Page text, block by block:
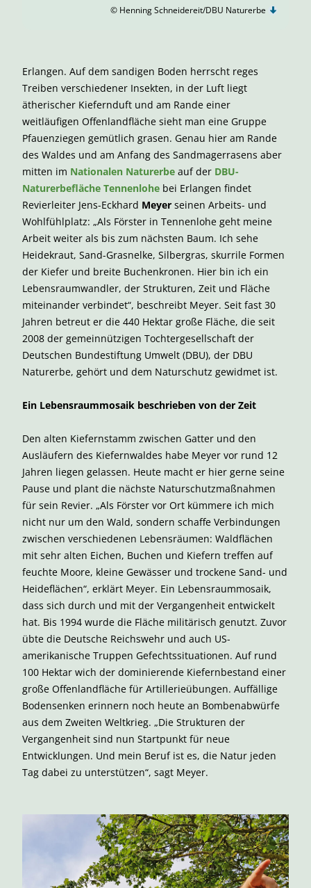
© Henning Schneidereit/DBU Naturerbe
Erlangen. Auf dem sandigen Boden herrscht reges
Treiben verschiedener Insekten, in der Luft liegt
ätherischer Kiefernduft und am Rande einer
weitläufigen Offenlandfläche sieht man eine Gruppe
Pfauenziegen gemütlich grasen. Genau hier am Rande
des Waldes und am Anfang des Sandmagerrasens aber
mitten im Nationalen Naturerbe auf der DBU-
Naturerbefläche Tennenlohe bei Erlangen findet
Revierleiter Jens-Eckhard Meyer seinen Arbeits- und
Wohlfühlplatz: „Als Förster in Tennenlohe geht meine
Arbeit weiter als bis zum nächsten Baum. Ich sehe
Heidekraut, Sand-Grasnelke, Silbergras, skurrile Formen
der Kiefer und breite Buchenkronen. Hier bin ich ein
Lebensraumwandler, der Strukturen, Zeit und Fläche
miteinander verbindet“, beschreibt Meyer. Seit fast 30
Jahren betreut er die 440 Hektar große Fläche, die seit
2008 der gemeinnützigen Tochtergesellschaft der
Deutschen Bundestiftung Umwelt (DBU), der DBU
Naturerbe, gehört und dem Naturschutz gewidmet ist.
Ein Lebensraummosaik beschrieben von der Zeit
Den alten Kiefernstamm zwischen Gatter und den
Ausläufern des Kiefernwaldes habe Meyer vor rund 12
Jahren liegen gelassen. Heute macht er hier gerne seine
Pause und plant die nächste Naturschutzmaßnahmen
für sein Revier. „Als Förster vor Ort kümmere ich mich
nicht nur um den Wald, sondern schaffe Verbindungen
zwischen verschiedenen Lebensräumen: Waldflächen
mit sehr alten Eichen, Buchen und Kiefern treffen auf
feuchte Moore, kleine Gewässer und trockene Sand- und
Heideflächen“, erklärt Meyer. Ein Lebensraummosaik,
dass sich durch und mit der Vergangenheit entwickelt
hat. Bis 1994 wurde die Fläche militärisch genutzt. Zuvor
übte die Deutsche Reichswehr und auch US-
amerikanische Truppen Gefechtssituationen. Auf rund
100 Hektar wich der dominierende Kiefernbestand einer
große Offenlandfläche für Artillerieübungen. Auffällige
Bodensenken erinnern noch heute an Bombenabwürfe
aus dem Zweiten Weltkrieg. „Die Strukturen der
Vergangenheit sind nun Startpunkt für neue
Entwicklungen. Und mein Beruf ist es, die Natur jeden
Tag dabei zu unterstützen“, sagt Meyer.